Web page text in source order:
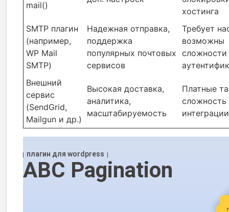
mail()
хостинга
SMTP плагин
(например,
WP Mail
SMTP)
Надежная отправка,
поддержка
популярных почтовых
сервисов
Требует
возможны
сложности
Внешний
сервис
(SendGrid,
Mailgun и др.)
Высокая доставка,
аналитика,
масштабируемость
Платные
сложность
интеграции